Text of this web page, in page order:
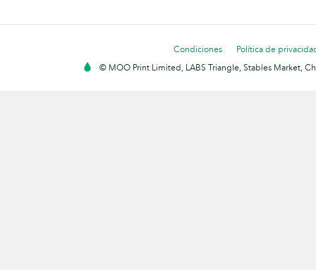
Condiciones
Política de
© MOO Print Limited, LABS Triangle, Stables Market,